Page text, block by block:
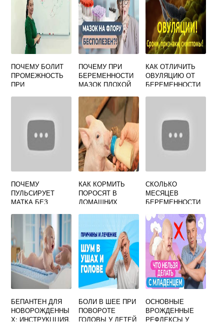
ПОЧЕМУ БОЛИТ
ПРОМЕЖНОСТЬ
ПРИ
ПОЧЕМУ ПРИ
БЕРЕМЕННОСТИ
МАЗОК ПЛОХОЙ
КАК ОТЛИЧИТЬ
ОВУЛЯЦИЮ ОТ
БЕРЕМЕННОСТИ
ПОЧЕМУ
ПУЛЬСИРУЕТ
МАТКА БЕЗ
КАК КОРМИТЬ
ПОРОСЯТ В
ДОМАШНИХ
НОВОРОЖДЕННЫ
СВИНОМАТКИ
СКОЛЬКО
МЕСЯЦЕВ
БЕРЕМЕННОСТИ
БЕПАНТЕН ДЛЯ
НОВОРОЖДЕННЫ
Х: ИНСТРУКЦЦИЯ,
БОЛИ В ШЕЕ ПРИ
ПОВОРОТЕ
ГОЛОВЫ У ДЕТЕЙ
ОСНОВНЫЕ
ВРОЖДЕННЫЕ
РЕФЛЕКСЫ У